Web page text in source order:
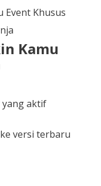
Event Khusus
Kamu
yang aktif
versi terbaru